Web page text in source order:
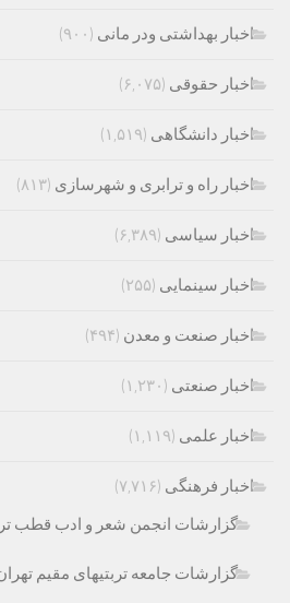
اخبار بهداشتی ودر مانی (۹۰۰)
اخبار حقوقی (۶,۰۷۵)
اخبار دانشگاهی (۱,۵۱۹)
اخبار راه و ترابری و شهرسازی (۸۱۳)
اخبار سیاسی (۶,۳۸۹)
اخبار سینمایی (۲۵۵)
اخبار صنعت و معدن (۴۹۴)
اخبار صنعتی (۱,۲۳۰)
اخبار علمی (۱,۱۱۹)
اخبار فرهنگی (۷,۷۱۶)
گزارشات انجمن شعر و ادب قطب
گزارشات جامعه تربتیهای مقیم